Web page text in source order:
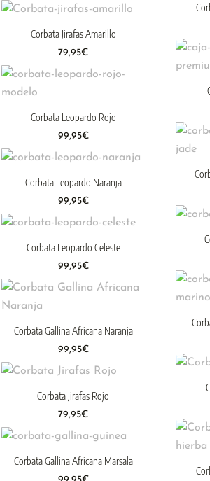
Corbata Jirafas Amarillo
79,95€
Corbata Leopardo Rojo
99,95€
Corbata Leopardo Naranja
99,95€
Corbata Leopardo Celeste
99,95€
Corbata Gallina Africana Naranja
99,95€
Corbata Jirafas Rojo
79,95€
Corbata Gallina Africana Marsala